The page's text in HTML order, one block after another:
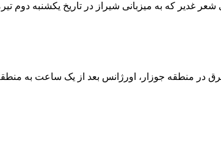
غدیر که به میزبانی شیراز در تاریخ یکشنبه دوم
در منطقه جوزار، اورژانس بعد از یک ساعت به